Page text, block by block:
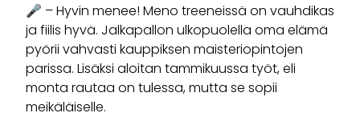
🎤 – Hyvin menee! Meno treeneissä on vauhdikas
ja fiilis hyvä. Jalkapallon ulkopuolella oma elämä
pyörii vahvasti kauppiksen maisteriopintojen
parissa. Lisäksi aloitan tammikuussa työt, eli
monta rautaa on tulessa, mutta se sopii
meikäläiselle.